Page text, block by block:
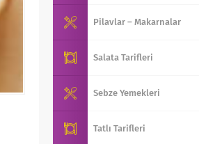
Pilavlar – Makarnalar
Salata Tarifleri
Sebze Yemekleri
Tatlı Tarifleri